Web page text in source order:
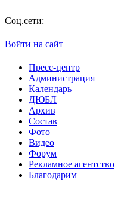
Соц.сети:
Войти на сайт
Пресс-центр
Администрация
Календарь
ДЮБЛ
Архив
Состав
Фото
Видео
Форум
Рекламное агентство
Благодарим